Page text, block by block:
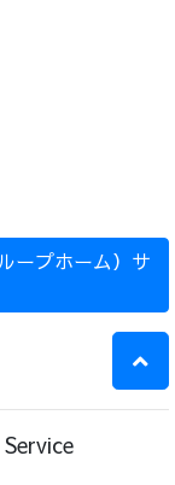
ープホーム）サ